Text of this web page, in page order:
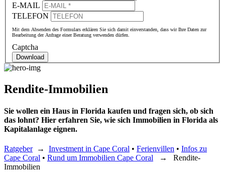
E-MAIL
TELEFON
Mit dem Absenden des Formulars erklären Sie sich damit einverstanden, dass wir Ihre Daten zur
Bearbeitung der Anfrage einer Beratung verwenden dürfen.
Captcha
Download
Rendite-Immobilien
Sie wollen ein Haus in Florida kaufen und fragen sich, ob sich
das lohnt? Hier erfahren Sie, wie sich Immobilien in Florida als
Kapitalanlage eignen.
Ratgeber→ Investment in Cape Coral • Ferienvillen • Infos zu
Cape Coral • Rund um Immobilien Cape Coral → Rendite-
Immobilien